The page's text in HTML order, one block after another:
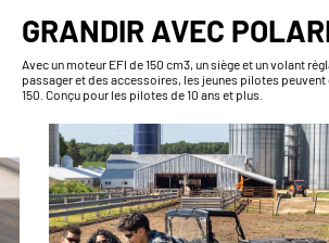
GRANDIR AVEC
Avec un moteur EFI de 150 cm3, un siège et un volant
passager et des accessoires, les jeunes pilotes peuvent
150. Conçu pour les pilotes de 10 ans et plus.